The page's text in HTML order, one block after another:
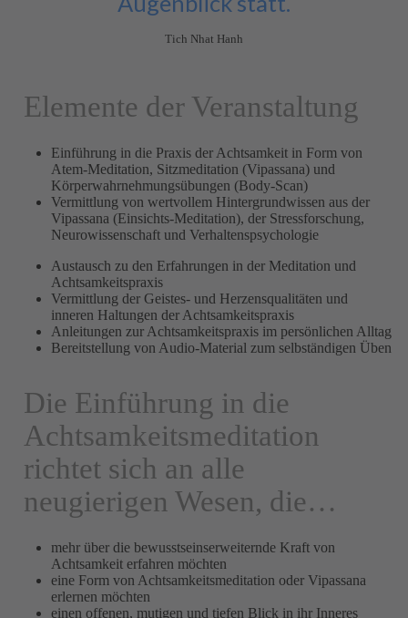
Tich Nhat Hanh
Elemente der Veranstaltung
Einführung in die Praxis der Achtsamkeit in Form von
Atem-Meditation, Sitzmeditation (Vipassana) und
Körperwahrnehmungsübungen (Body-Scan)
Vermittlung von wertvollem Hintergrundwissen aus der
Vipassana (Einsichts-Meditation), der Stressforschung,
Neurowissenschaft und Verhaltenspsychologie
Austausch zu den Erfahrungen in der Meditation und
Achtsamkeitspraxis
Vermittlung der Geistes- und Herzensqualitäten und
inneren Haltungen der Achtsamkeitspraxis
Anleitungen zur Achtsamkeitspraxis im persönlichen Alltag
Bereitstellung von Audio-Material zum selbständigen Üben
Die Einführung in die
Achtsamkeitsmeditation
richtet sich an alle
neugierigen Wesen, die…
mehr über die bewusstseinserweiternde Kraft von
Achtsamkeit erfahren möchten
eine Form von Achtsamkeitsmeditation oder Vipassana
erlernen möchten
einen offenen, mutigen und tiefen Blick in ihr Inneres